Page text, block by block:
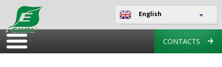
English
CONTACTS